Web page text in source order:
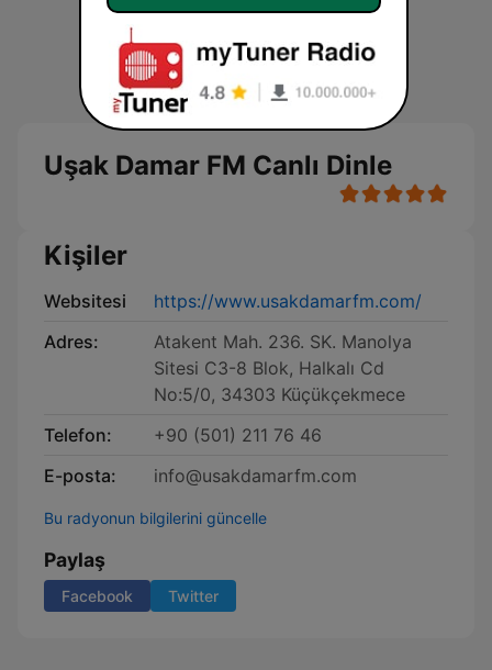
Uşak Damar FM Canlı Dinle
Kişiler
Websitesi
https://www.usakdamarfm.com/
Adres:
Atakent Mah. 236. SK. Manolya
Sitesi C3-8 Blok, Halkalı Cd
No:5/0, 34303 Küçükçekmece
Telefon:
+90 (501) 211 76 46
E-posta:
info@usakdamarfm.com
Bu radyonun bilgilerini güncelle
Paylaş
Facebook Twitter